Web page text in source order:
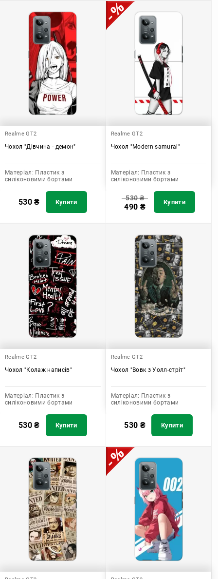
Realme GT2
Чохол "Дівчина - демон"
Матеріал: Пластик з
силіконовими бортами
530₴ Купити
Realme GT2
Чохол "Modern samurai"
Матеріал: Пластик з
силіконовими бортами
530₴
490 ₴ Купити
Realme GT2
Чохол "Колаж написів"
Матеріал: Пластик з
силіконовими бортами
530₴ Купити
Realme GT2
Чохол "Вовк з Уолл-стріт"
Матеріал: Пластик з
силіконовими бортами
530 ₴ Купити